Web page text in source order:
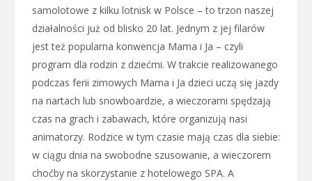
samolotowe z kilku lotnisk w Polsce – to trzon naszej
działalności już od blisko 20 lat. Jednym z jej filarów
jest też popularna konwencja Mama i Ja – czyli
program dla rodzin z dziećmi. W trakcie realizowanego
podczas ferii zimowych Mama i Ja dzieci uczą się jazdy
na nartach lub snowboardzie, a wieczorami spędzają
czas na grach i zabawach, które organizują nasi
animatorzy. Rodzice w tym czasie mają czas dla siebie:
w ciągu dnia na swobodne szusowanie, a wieczorem
choćby na skorzystanie z hotelowego SPA. A